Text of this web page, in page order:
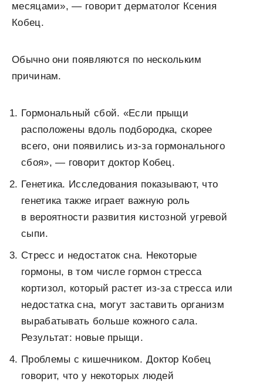
месяцами», — говорит дерматолог Ксения
Кобец.
Обычно они появляются по нескольким
причинам.
Гормональный сбой. «Если прыщи
расположены вдоль подбородка, скорее
всего, они появились из-за гормонального
сбоя», — говорит доктор Кобец.
Генетика. Исследования показывают, что
генетика также играет важную роль
в вероятности развития кистозной угревой
сыпи.
Стресс и недостаток сна. Некоторые
гормоны, в том числе гормон стресса
кортизол, который растет из-за стресса или
недостатка сна, могут заставить организм
вырабатывать больше кожного сала.
Результат: новые прыщи.
Проблемы с кишечником. Доктор Кобец
говорит, что у некоторых людей